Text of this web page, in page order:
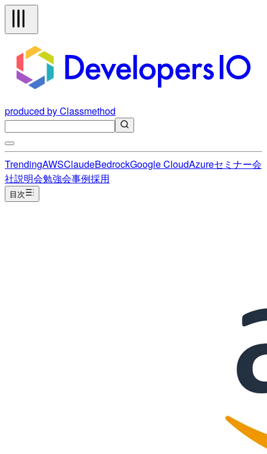
produced by Classmethod
TrendingAWSClaudeBedrockGoogle CloudAzureセミナー会
社説明会勉強会事例採用
目次